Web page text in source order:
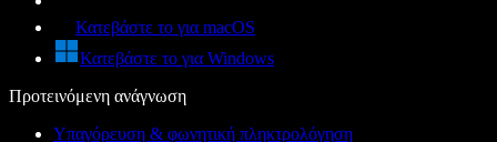
Κατεβάστε το για macOS
Κατεβάστε το για Windows
Προτεινόμενη ανάγνωση
Υπαγόρευση & φωνητική πληκτρολόγηση